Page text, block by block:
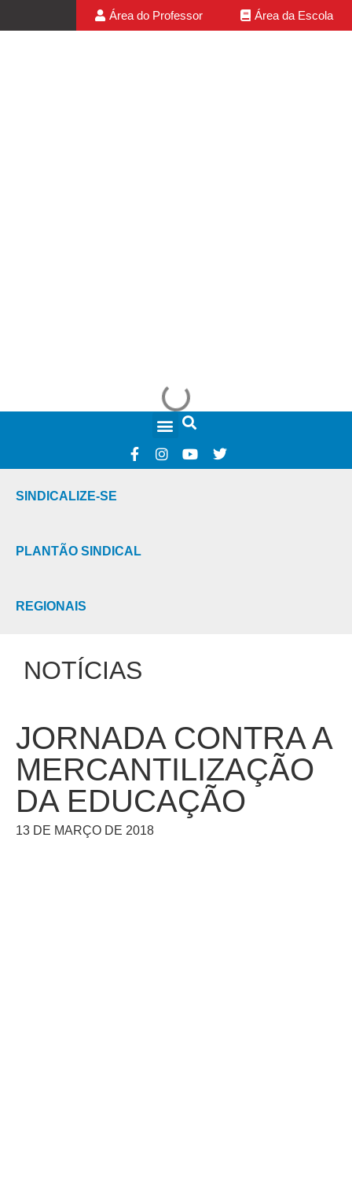
Área do Professor Área da Escola
SINDICALIZE-SE
PLANTÃO SINDICAL
REGIONAIS
NOTÍCIAS
JORNADA CONTRA A
MERCANTILIZAÇÃO
DA EDUCAÇÃO
13 DE MARÇO DE 2018